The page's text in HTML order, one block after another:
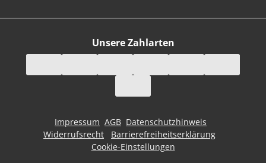
Unsere Zahlarten
Impressum AGB Datenschutzhinweis
Widerrufsrecht
Barrierefreiheitserklärung
Cookie-Einstellungen